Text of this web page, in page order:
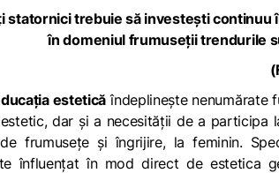
statornici trebuie să investești continuu
în domeniul frumuseții trendurile
estetică îndeplinește nenumărate
, dar și a necesității de a participa
frumusețe și îngrijire, la feminin.
înfluențat în mod direct de estetica